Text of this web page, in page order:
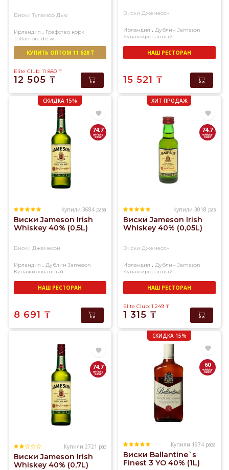
Виски Туламор Дью
Ирландия , Графство корк
Tullamore d.e.w.
Купажированный
КУПИТЬ ОПТОМ 11 628 ₸
Elite Club: 11 880 ₸
12 505 ₸
Виски Джемесон
Ирландия , Дублин Jameson
Купажированный
НАШ РЕСТОРАН
15 521 ₸
СКИДКА 15%
74.7
Купили 3684 раза
Виски Jameson Irish
Whiskey 40% (0,5L)
Виски Джемесон
Ирландия , Дублин Jameson
Купажированный
НАШ РЕСТОРАН
8 691 ₸
ХИТ ПРОДАЖ
74.7
Купили 3018 раз
Виски Jameson Irish
Whiskey 40% (0,05L)
Виски Джемесон
Ирландия , Дублин Jameson
Купажированный
НАШ РЕСТОРАН
Elite Club: 1 249 ₸
1 315 ₸
74.7
Купили 2721 раз
Виски Jameson Irish
Whiskey 40% (0,7L)
СКИДКА 15%
60
Купили 1974 раза
Виски Ballantine`s
Finest 3 YO 40% (1L)